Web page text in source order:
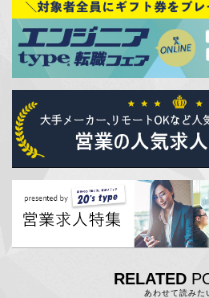
RELATED
あわせて読みた